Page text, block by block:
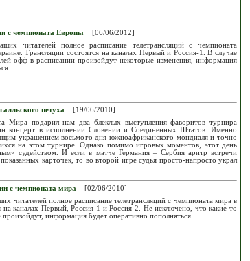
с чемпионата Европы
[06/06/2012]
читателей полное расписание телетрансляций с чемпионата
Трансляции состоятся на каналах Первый и Россия-1. В случае
офф в расписании произойдут некоторые изменения, информация
петуха
[19/06/2010]
Мира подарил нам два блеклых выступления фаворитов турнира
концерт в исполнении Словении и Соединенных Штатов. Именно
украшением восьмого дня южноафриканского мондиаля и точно
на этом турнире. Однако помимо игровых моментов, этот день
судейством. И если в матче Германия – Сербия аритр встречи
показанных карточек, то во второй игре судья просто-напросто украл
с чемпионата мира
[02/06/2010]
читателей полное расписание телетрансляций с чемпионата мира в
каналах Первый, Россия-1 и Россия-2. Не исключено, что какие-то
информация будет оперативно пополняться.